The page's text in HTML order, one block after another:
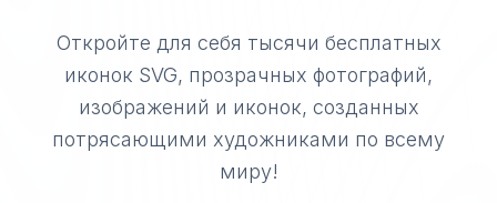
Откройте для себя тысячи бесплатных
иконок SVG, прозрачных фотографий,
изображений и иконок, созданных
потрясающими художниками по всему
миру!